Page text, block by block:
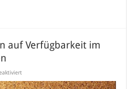
auf Verfügbarkeit im
für
Namen